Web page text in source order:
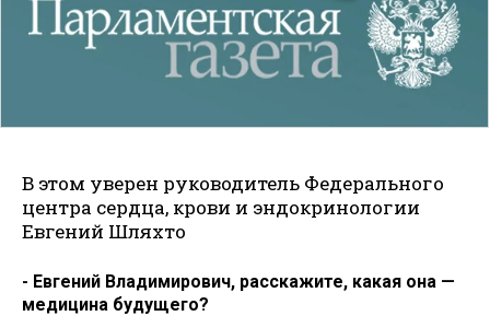
В этом уверен руководитель Федерального
центра сердца, крови и эндокринологии
Евгений Шляхто
- Евгений Владимирович, расскажите, какая она —
медицина будущего?